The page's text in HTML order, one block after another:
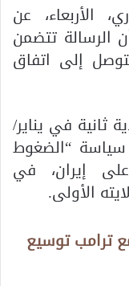
الأربعاء، عن
الرسالة تتضمن
إلى اتفاق
ثانية في يناير/
“الضغوط
إيران، في
الأولى.
ترامب توسيع